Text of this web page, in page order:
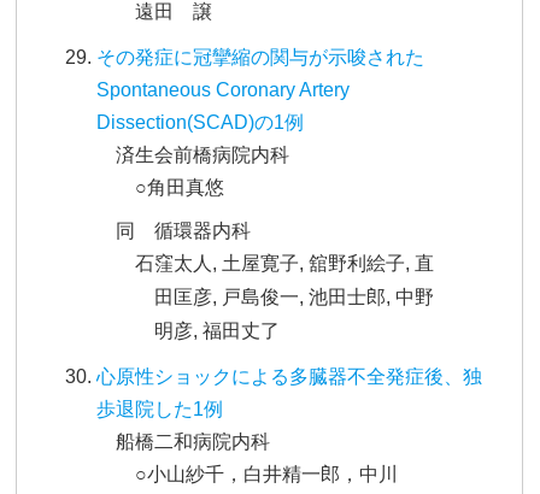
遠田 譲
その発症に冠攣縮の関与が示唆された
Spontaneous Coronary Artery
Dissection(SCAD)の1例
済生会前橋病院内科
○角田真悠
同 循環器内科
石窪太人, 土屋寛子, 舘野利絵子, 直
田匡彦, 戸島俊一, 池田士郎, 中野
明彦, 福田丈了
心原性ショックによる多臓器不全発症後、独
歩退院した1例
船橋二和病院内科
○小山紗千，白井精一郎，中川